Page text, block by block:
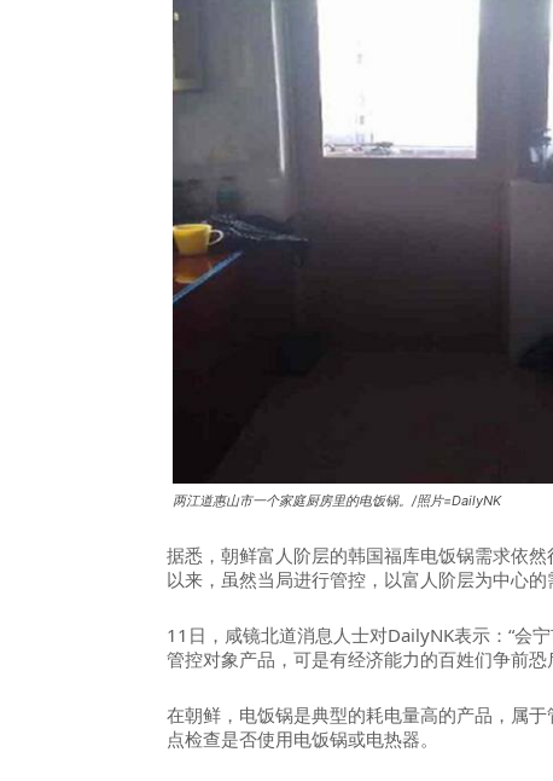
两江道惠山市一个家庭厨房里的电饭锅。/照片=DailyNK
据悉，朝鲜富人阶层的韩国福库电饭锅需求依
以来，虽然当局进行管控，以富人阶层为中心的
11日，咸镜北道消息人士对DailyNK表示：“会
管控对象产品，可是有经济能力的百姓们争前恐
在朝鲜，电饭锅是典型的耗电量高的产品，属
点检查是否使用电饭锅或电热器。